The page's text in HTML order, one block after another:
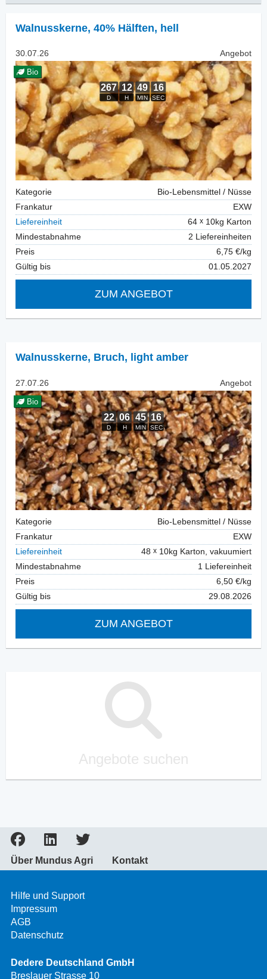
Walnusskerne, 40% Hälften, hell
30.07.26 Angebot
Bio
Kategorie
Bio-Lebensmittel / Nüsse
Frankatur
EXW
Liefereinheit
64
10kg Karton
Mindestabnahme
2 Liefereinheiten
Preis
6,75 €/kg
Gültig bis
01.05.2027
ZUM ANGEBOT
Walnusskerne, Bruch, light amber
27.07.26 Angebot
Bio
Kategorie
Bio-Lebensmittel / Nüsse
Frankatur
EXW
Liefereinheit
48
10kg Karton, vakuumiert
Mindestabnahme
1 Liefereinheit
Preis
6,50 €/kg
Gültig bis
29.08.2026
ZUM ANGEBOT
Angebote suchen
Über Mundus Agri Kontakt
Hilfe und Support
Impressum
AGB
Datenschutz
Dedere Deutschland GmbH
Breslauer Strasse 10